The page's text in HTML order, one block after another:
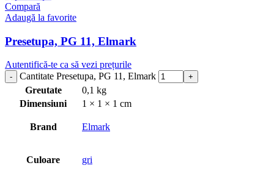
Compară
Adaugă la favorite
Presetupa, PG 11, Elmark
Autentifică-te ca să vezi prețurile
Cantitate Presetupa, PG 11, Elmark
Greutate
0,1 kg
Dimensiuni
1 × 1 × 1 cm
Brand Elmark
Culoare gri